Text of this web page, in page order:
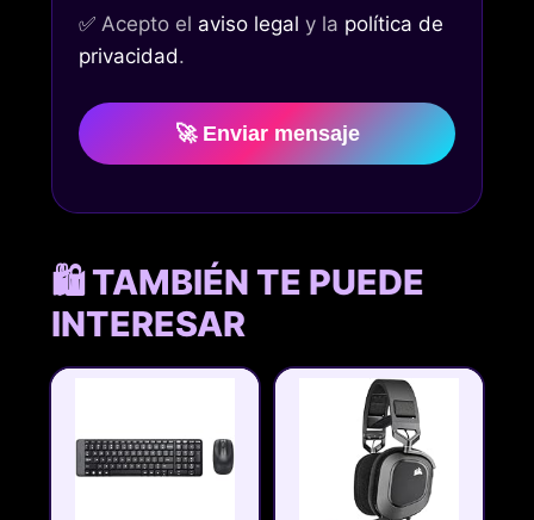
✅ Acepto el aviso legal y la política de
privacidad.
🚀 Enviar mensaje
🛍️ TAMBIÉN TE PUEDE
INTERESAR